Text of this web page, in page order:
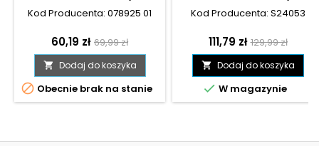
Kod Producenta: 078925 01
Cena
60,19 zł Cena
podstawowa
69,99 zł
 Dodaj do koszyka
 Obecnie brak na stanie
Kod Producenta: S24053
Cena
111,79 zł Cena
podstawowa
129,99 zł
 Dodaj do koszyka
 W magazynie